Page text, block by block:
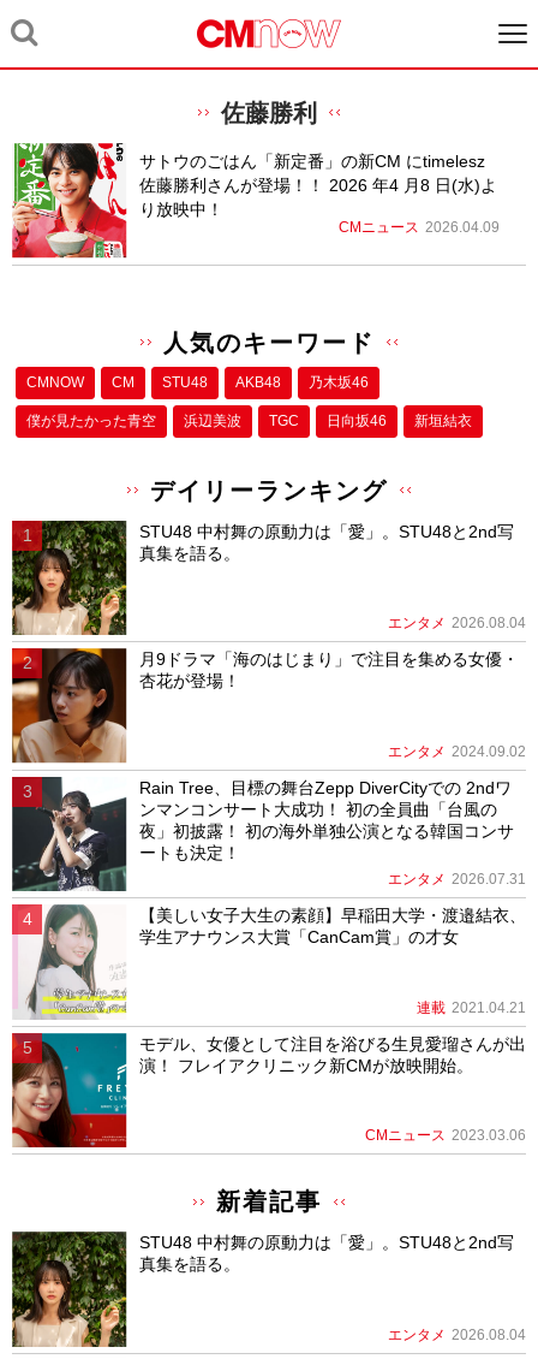
佐藤勝利
サトウのごはん「新定番」の新CM にtimelesz
佐藤勝利さんが登場！！ 2026 年4 月8 日(水)よ
り放映中！
CMニュース 2026.04.09
人気のキーワード
CMNOW CM STU48 AKB48 乃木坂46
僕が⾒たかった⻘空 浜辺美波 TGC 日向坂46 新垣結衣
デイリーランキング
STU48 中村舞の原動力は「愛」。STU48と2nd写
真集を語る。
エンタメ 2026.08.04
月9ドラマ「海のはじまり」で注目を集める女優・
杏花が登場！
エンタメ 2024.09.02
Rain Tree、目標の舞台Zepp DiverCityでの 2ndワ
ンマンコンサート大成功！ 初の全員曲「台風の
夜」初披露！ 初の海外単独公演となる韓国コンサ
ートも決定！
エンタメ 2026.07.31
【美しい女子大生の素顔】早稲田大学・渡邉結衣、
学生アナウンス大賞「CanCam賞」の才女
連載 2021.04.21
モデル、女優として注目を浴びる生見愛瑠さんが出
演！ フレイアクリニック新CMが放映開始。
CMニュース 2023.03.06
新着記事
STU48 中村舞の原動力は「愛」。STU48と2nd写
真集を語る。
エンタメ 2026.08.04